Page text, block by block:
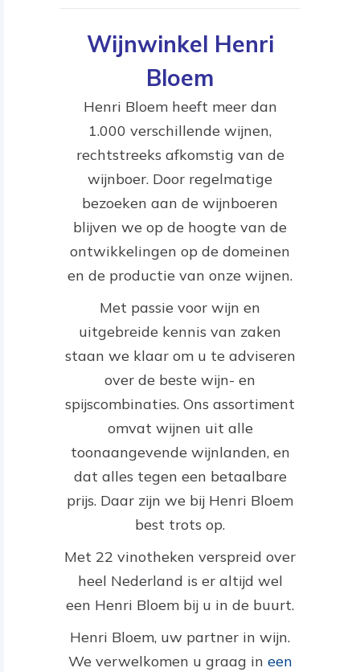
Wijnwinkel Henri
Bloem
Henri Bloem heeft meer dan
1.000 verschillende wijnen,
rechtstreeks afkomstig van de
wijnboer. Door regelmatige
bezoeken aan de wijnboeren
blijven we op de hoogte van de
ontwikkelingen op de domeinen
en de productie van onze wijnen.
Met passie voor wijn en
uitgebreide kennis van zaken
staan we klaar om u te adviseren
over de beste wijn- en
spijscombinaties. Ons assortiment
omvat wijnen uit alle
toonaangevende wijnlanden, en
dat alles tegen een betaalbare
prijs. Daar zijn we bij Henri Bloem
best trots op.
Met 22 vinotheken verspreid over
heel Nederland is er altijd wel
een Henri Bloem bij u in de buurt.
Henri Bloem, uw partner in wijn.
We verwelkomen u graag in een